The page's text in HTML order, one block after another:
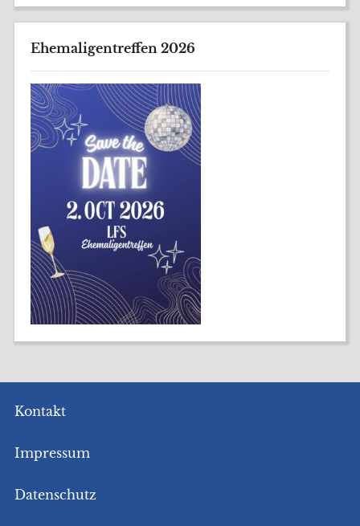
Ehemaligentreffen 2026
Kontakt
Impressum
Datenschutz